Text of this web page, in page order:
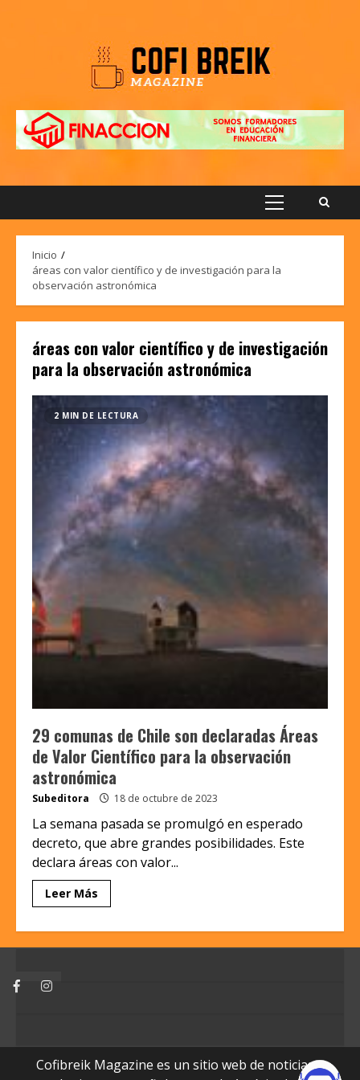
Menú
Inicio
áreas con valor científico y de investigación para la
observación astronómica
áreas con valor científico y de investigación
para la observación astronómica
2 MIN DE LECTURA
29 comunas de Chile son declaradas Áreas
de Valor Científico para la observación
astronómica
Subeditora 18 de octubre de 2023
La semana pasada se promulgó en esperado
decreto, que abre grandes posibilidades. Este
declara áreas con valor...
Leer Más
FacebookInstagram
Cofibreik Magazine es un sitio web de noticias y